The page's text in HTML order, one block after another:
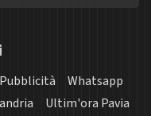
Pubblicità
Whatsapp
Ultim'ora Pavia